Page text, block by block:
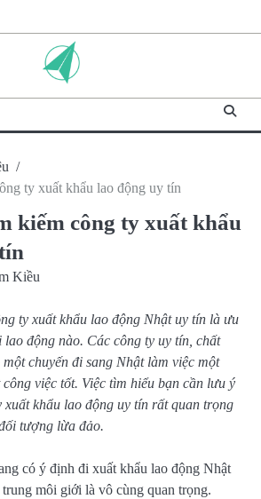
ty xuất khẩu lao động uy tín
kiếm công ty xuất khẩu
Kiều
ty xuất khẩu lao động Nhật uy tín là ưu
động nào. Các công ty uy tín, chất
chuyến đi sang Nhật làm việc một
việc tốt. Việc tìm hiểu bạn cần lưu ý
xuất khẩu lao động uy tín rất quan trọng
tượng lừa đảo.
có ý định đi xuất khẩu lao động Nhật
môi giới là vô cùng quan trọng.